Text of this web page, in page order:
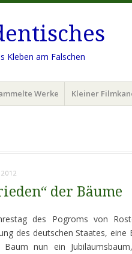
Kleben am Falschen
Werke Kleiner
der Bäume
des Pogroms von
des deutschen Staates,
Baum nun ein